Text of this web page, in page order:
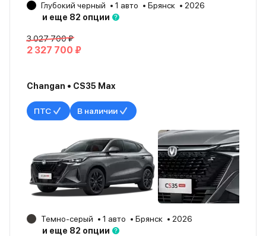
Глубокий черный 1 авто Брянск
2026
и еще 82 опции
3 027 700 ₽
2 327 700 ₽
Changan • CS35 Max
ПТС В наличии
Темно-серый 1 авто Брянск
2026
и еще 82 опции